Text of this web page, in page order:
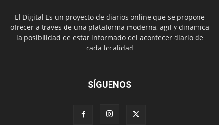
El Digital Es un proyecto de diarios online que se propone
ofrecer a través de una plataforma moderna, ágil y dinámica
la posibilidad de estar informado del acontecer diario de
cada localidad
SÍGUENOS